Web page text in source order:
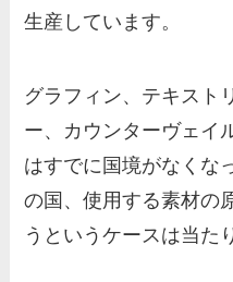
生産しています。
グラフィン、テキスト
ー、カウンターヴェイ
はすでに国境がなくな
の国、使用する素材の
うというケースは当た